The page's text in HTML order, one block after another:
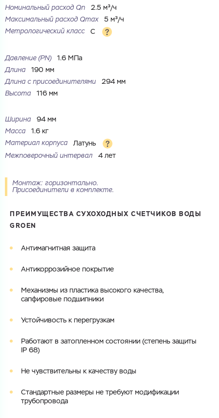
Купить как юр. лицо
Номер телефона
Cоглашаюсь на обработку
и укажите какую информацию вы хотите по ним
получить. Мы свяжемся с вами в ближайшее время.
Запросить Счёт
Номинальный расход Qn
2.5 м³/ч
Максимальный расход Qmax
5 м³/ч
Метрологический класс
C
Давление (PN)
1.6 МПа
Длина
190 мм
Длина с присоединителями
294 мм
Высота
116 мм
Ширина
94 мм
Масса
1.6 кг
Материал корпуса
Латунь
Межповерочный интервал
4 лет
Монтаж: горизонтально.
Присоединители в комплекте.
ПРЕИМУЩЕСТВА СУХОХОДНЫХ СЧЕТЧИКОВ ВОДЫ
GROEN
Антимагнитная защита
Антикоррозийное покрытие
Механизмы из пластика высокого качества,
сапфировые подшипники
Устойчивость к перегрузкам
Работают в затопленном состоянии (степень защиты
IP 68)
Не чувствительны к качеству воды
Cтандартные размеры не требуют модификации
трубопровода